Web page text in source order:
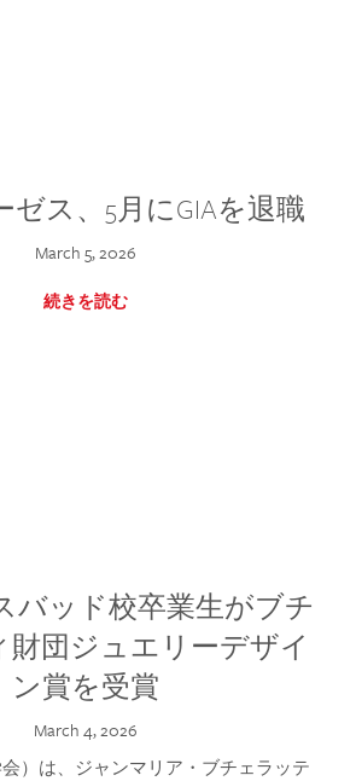
ゼス、5月にGIAを退職
March 5, 2026
続きを読む
バッド校卒業生がブチ
財団ジュエリーデザイ
ン賞を受賞
March 4, 2026
）は、ジャンマリア・ブチェラッテ